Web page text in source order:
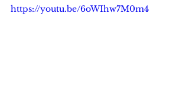
https://youtu.be/6oWIhw7M0m4